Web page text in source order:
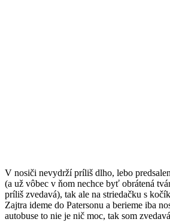
V nosiči nevydrží príliš dlho, lebo
(a už vôbec v ňom nechce byť obrátená
príliš zvedavá), tak ale na striedačku s
Zajtra ideme do Patersonu a berieme iba
autobuse to nie je nič moc, tak som